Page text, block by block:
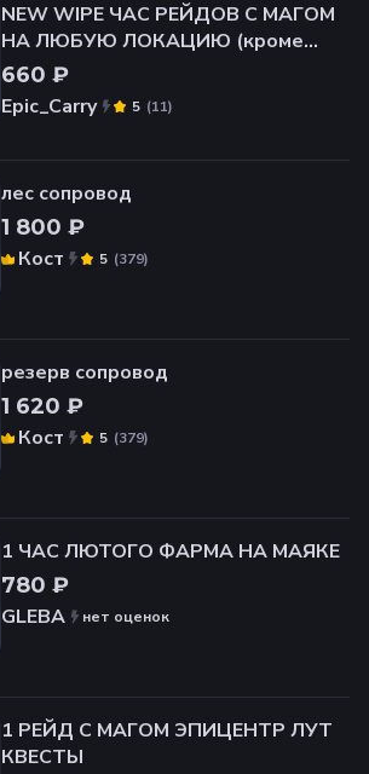
NEW WIPE ЧАС РЕЙДОВ С МАГОМ
НА ЛЮБУЮ ЛОКАЦИЮ (кроме
лабы) КВЕСТЫ/ЛУТ/ФАРМ/ПОИСК
ПРЕДМЕТОВ/ИВЕНТ/
660 ₽
Epic_Carry
(11)
5
лес сопровод
1 800 ₽
Кост
(379)
5
резерв сопровод
1 620 ₽
Кост
(379)
5
1 ЧАС ЛЮТОГО ФАРМА НА МАЯКЕ
780 ₽
GLEBA
нет оценок
1 РЕЙД С МАГОМ ЭПИЦЕНТР ЛУТ
КВЕСТЫ